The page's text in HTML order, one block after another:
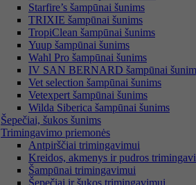
Starfire’s šampūnai šunims
TRIXIE šampūnai šunims
TropiClean šampūnai šunims
Yuup šampūnai šunims
Wahl Pro šampūnai šunims
IV SAN BERNARD šampūnai
Vet selection šampūnai šunims
Vetexpert šampūnai šunims
Wilda Siberica šampūnai šunims
Šepečiai, šukos šunims
Trimingavimo priemonės
Antpirščiai trimingavimui
Kreidos, akmenys ir pudros
Šampūnai trimingavimui
Šepečiai ir šukos trimingavimui